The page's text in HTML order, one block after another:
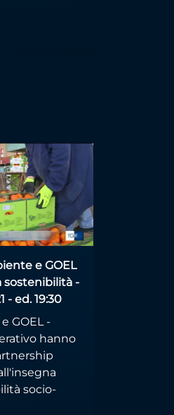
e GOEL
sostenibilità -
- ed. 19:30
GOEL -
hanno
socio-